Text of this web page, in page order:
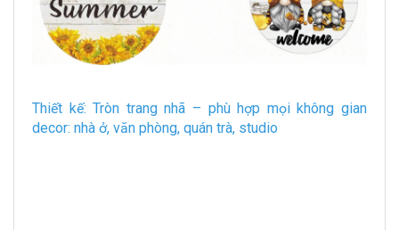
Thiết kế: Tròn trang nhã – phù hợp mọi không gian
decor: nhà ở, văn phòng, quán trà, studio